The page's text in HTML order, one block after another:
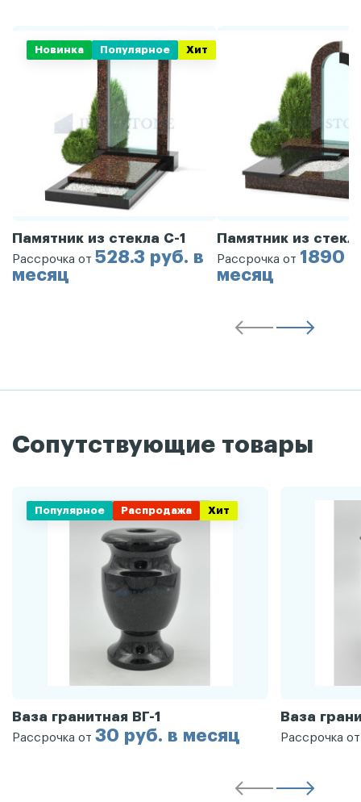
Новинка Популярное Хит
Памятник из стекла С-1
Рассрочка от 528.3 руб. в
месяц
Памятник из
Рассрочка от 1890
месяц
Сопутствующие товары
Популярное Распродажа Хит
Ваза гранитная ВГ-1
Рассрочка от 30 руб. в месяц
Ваза
Рассрочка